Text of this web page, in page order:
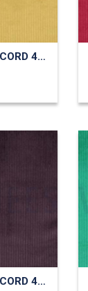
GEWASCHEN CORD 4.5W
GEWASCHEN CORD 4.5W